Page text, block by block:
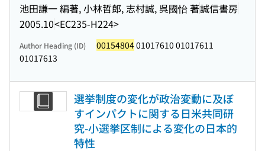
池田謙一 編著, 小林哲郎, 志村誠, 呉國怡 著誠信書房
2005.10<EC235-H224>
Author Heading (ID) 0015480401017610 01017611
01017613
選挙制度の変化が政治変動に及ぼ
すインパクトに関する日米共同研
究-小選挙区制による変化の日本的
特性